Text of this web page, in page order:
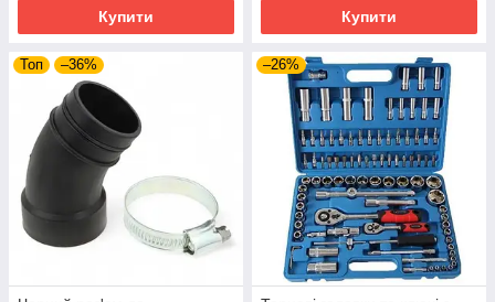
Купити Купити
Топ –36% –26%